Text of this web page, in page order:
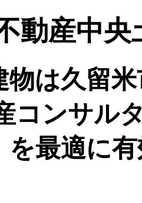
動産中
物は久留
コンサル
を最適に